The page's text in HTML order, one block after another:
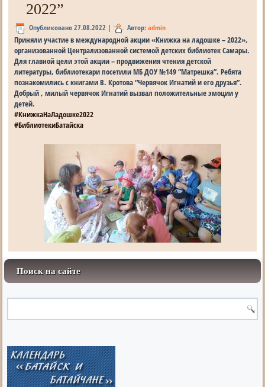
2022”
Опубликовано 27.08.2022 | Автор: admin
Приняли участие в международной акции «Книжка на ладошке – 2022»,
организованной Централизованной системой детских библиотек Самары.
Для главной цели этой акции – продвижения чтения детской
литературы, библиотекари посетили МБ ДОУ №149 “Матрешка”. Ребята
познакомились с книгами В. Кротова “Червячок Игнатий и его друзья”.
Добрый , милый червячок Игнатий вызвал положительные эмоции у
детей.
#КнижкаНаЛадошке2022
#БиблиотекиБатайска
Поиск на сайте